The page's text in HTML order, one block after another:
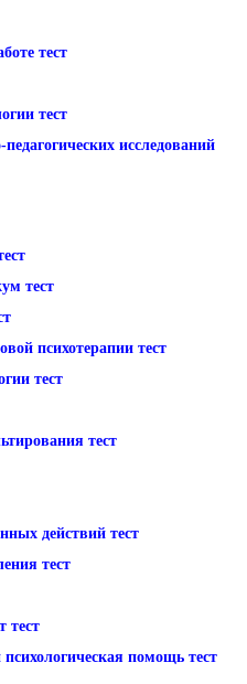
тест
тест
исследований
тест
психотерапии тест
тест
тест
действий тест
тест
тест
помощь тест